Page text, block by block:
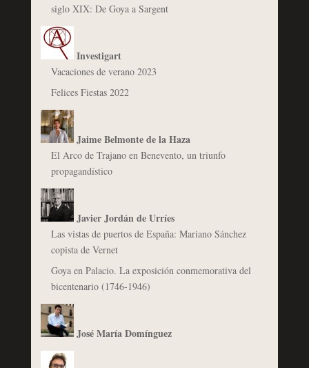
siglo XIX: De Goya a Sargent
Investigart
Vacaciones de verano 2023
Felices Fiestas 2022
Jaime Belmonte de la Haza
El Arco de Trajano en Benevento, un triunfo
propagandístico
Javier Jordán de Urríes
Las vistas de puertos de España: Mariano Sánchez
copista de Vernet
Goya en Palacio. La exposición conmemorativa del
bicentenario (1746-1946)
José María Domínguez